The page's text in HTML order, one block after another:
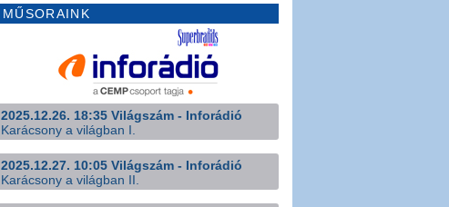
MŰSORAINK
2025.12.26. 18:35 Világszám - Inforádió
Karácsony a világban I.
2025.12.27. 10:05 Világszám - Inforádió
Karácsony a világban II.